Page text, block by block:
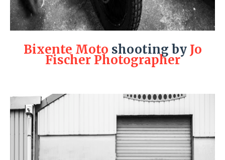
Bixente Moto shooting by Jo
Fischer Photographer